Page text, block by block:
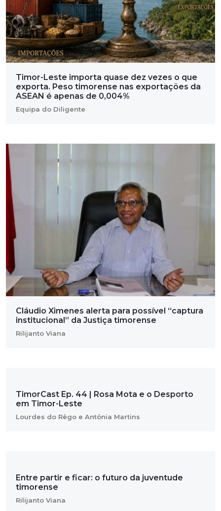
Timor-Leste importa quase dez vezes o que
exporta. Peso timorense nas exportações da
ASEAN é apenas de 0,004%
Equipa do Diligente
Cláudio Ximenes alerta para possível “captura
institucional” da Justiça timorense
Rilijanto Viana
TimorCast Ep. 44 | Rosa Mota e o Desporto
em Timor-Leste
Lourdes do Rêgo e Antónia Martins
Entre partir e ficar: o futuro da juventude
timorense
Rilijanto Viana